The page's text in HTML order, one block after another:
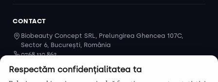
CONTACT
Biobeauty Concept SRL, Prelungirea Ghencea 107C,
Sector 6, București, România
0768 110 863
Luni–Vineri, 9:00 – 16:00
Respectăm confidențialitatea ta